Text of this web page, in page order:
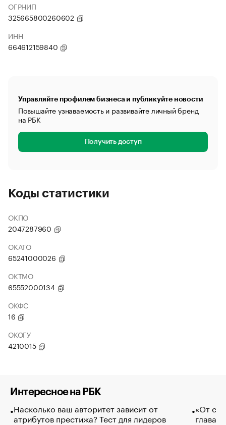
ОГРНИП
325665800260602
ИНН
664612159840
Управляйте профилем бизнеса и публикуйте новости
Повышайте узнаваемость и развивайте личный бренд
на РБК
Получить доступ
Коды статистики
ОКПО
2047287960
ОКАТО
65241000026
ОКТМО
65552000134
ОКФС
16
ОКОГУ
4210015
Интересное на РБК
Насколько ваш авторитет зависит от
атрибутов престижа? Тест для лидеров
«От
глава